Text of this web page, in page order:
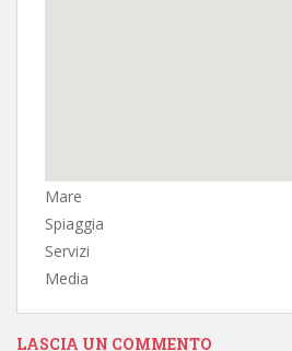
Mare
Spiaggia
Servizi
Media
LASCIA UN COMMENTO